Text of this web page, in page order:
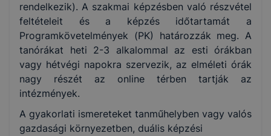
rendelkezik). A szakmai képzésben való részvétel
feltételeit és a képzés időtartamát a
Programkövetelmények (PK) határozzák meg. A
tanórákat heti 2-3 alkalommal az esti órákban
vagy hétvégi napokra szervezik, az elméleti órák
nagy részét az online térben tartják az
intézmények.
A gyakorlati ismereteket tanműhelyben vagy valós
gazdasági környezetben, duális képzési